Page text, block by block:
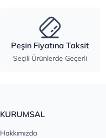
Peşin Fiyatına Taksit
Seçili Ürünlerde Geçerli
KURUMSAL
Hakkımızda